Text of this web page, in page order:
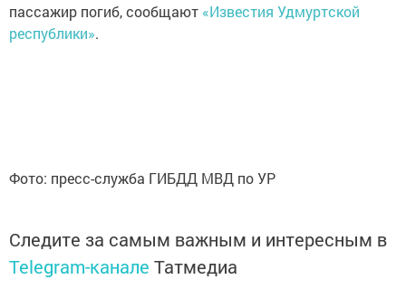
пассажир погиб, сообщают «Известия Удмуртской
республики».
Фото: пресс-служба ГИБДД МВД по УР
Следите за самым важным и интересным в
Telegram-канале Татмедиа